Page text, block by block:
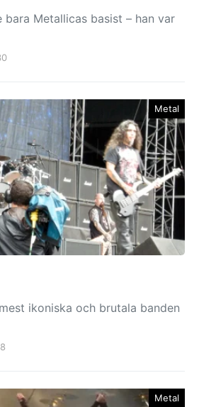
Metallicas basist – han var
Metal
ikoniska och brutala banden
Metal